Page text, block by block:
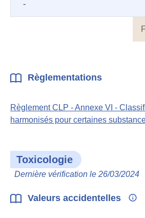
-
Règlementations
Règlement CLP - Annexe VI -
harmonisés pour certaines
Toxicologie
Dernière vérification le 26/03/2024
Valeurs accidentelles